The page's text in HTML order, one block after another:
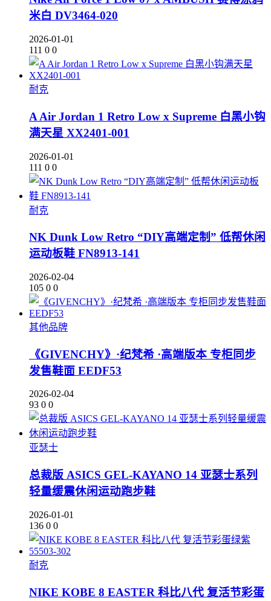
米白 DV3464-020
2026-01-01
111 0 0
耐克
A Air Jordan 1 Retro Low x Supreme 白黑小钩
满天星 XX2401-001
2026-01-01
111 0 0
耐克
NK Dunk Low Retro “DIY高端定制” 低帮休闲
运动板鞋 FN8913-141
2026-02-04
105 0 0
其他品牌
《GIVENCHY》·纪梵希 ·高端版本 专柜同步
发售鞋面 EEDF53
2026-02-04
93 0 0
亚瑟士
总裁版 ASICS GEL-KAYANO 14 亚瑟士系列
轻量缓震休闲运动跑步鞋
2026-01-01
136 0 0
耐克
NIKE KOBE 8 EASTER 科比八代 复活节彩蛋